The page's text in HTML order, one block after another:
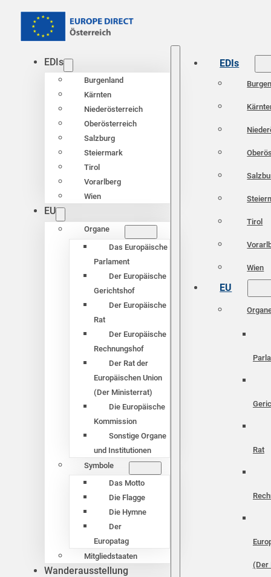
EDIs
Burgenland
Kärnten
Niederösterreich
Oberösterreich
Salzburg
Steiermark
Tirol
Vorarlberg
Wien
EU
Organe
Das Europäische
Parlament
Der Europäische
Gerichtshof
Der Europäische
Rat
Der Europäische
Rechnungshof
Der Rat der
Europäischen Union
(Der Ministerrat)
Die Europäische
Kommission
Sonstige Organe
und Institutionen
Symbole
Das Motto
Die Flagge
Die Hymne
Der
Europatag
Mitgliedstaaten
Wanderausstellung
EDIs
Tirol
Wien
EU
Rat
(Der